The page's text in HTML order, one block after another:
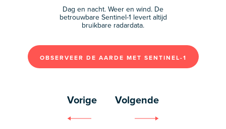
Dag en nacht. Weer en wind. De
betrouwbare Sentinel-1 levert altijd
bruikbare radardata.
OBSERVEER DE AARDE MET SENTINEL-1
Vorige Volgende